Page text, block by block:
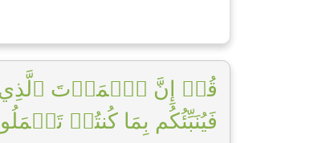
قُلۡ إِنَّ ٱلۡمَوۡتَ ٱلَّذِي
فَيُنَبِّئُكُم بِمَا كُنتُمۡ